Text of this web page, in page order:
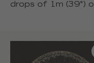
drops of 1m (39")